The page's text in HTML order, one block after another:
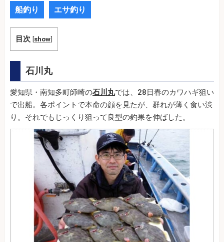
船釣り エサ釣り
目次 [show]
石川丸
愛知県・南知多町師崎の石川丸では、28日春のカワハギ狙い
で出船。各ポイントで本命の顔を見たが、群れが薄く食い渋
り。それでもじっくり狙って良型の釣果を伸ばした。